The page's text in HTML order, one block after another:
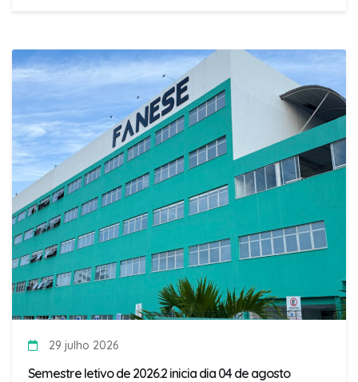
29 julho 2026
Semestre letivo de 2026.2 inicia dia 04 de agosto